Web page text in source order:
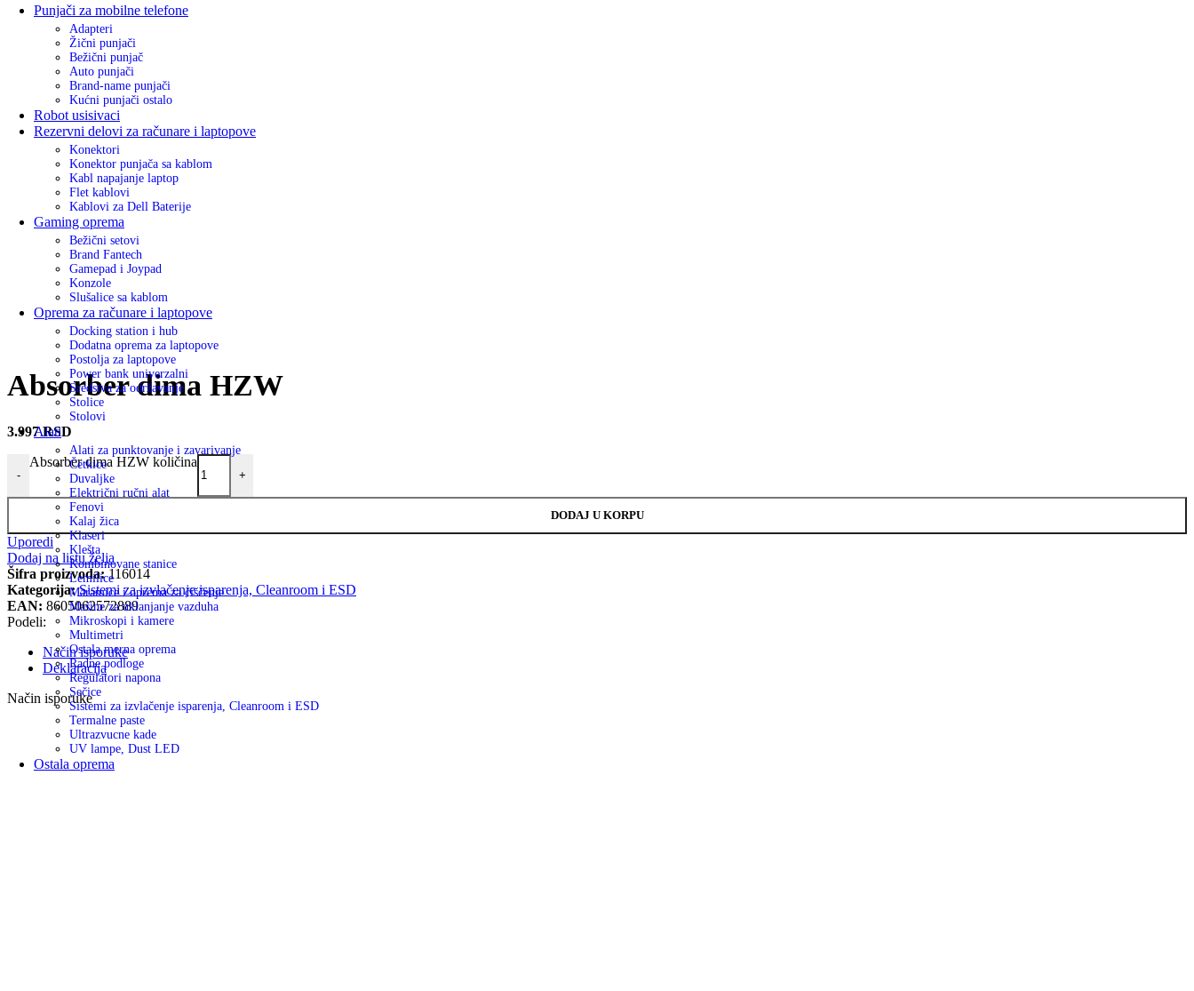
Punjači za mobilne telefone
Adapteri
Žični punjači
Bežični punjač
Auto punjači
Brand-name punjači
Kućni punjači ostalo
Robot usisivaci
Rezervni delovi za računare i laptopove
Konektori
Konektor punjača sa kablom
Kabl napajanje laptop
Flet kablovi
Kablovi za Dell Baterije
Gaming oprema
Bežični setovi
Brand Fantech
Gamepad i Joypad
Konzole
Slušalice sa kablom
Oprema za računare i laptopove
Docking station i hub
Dodatna oprema za laptopove
Postolja za laptopove
Power bank univerzalni
Sredstva za održavanje
Stolice
Stolovi
Alati
Alati za punktovanje i zavarivanje
Četkice
Duvaljke
Električni ručni alat
Fenovi
Kalaj žica
Klaseri
Klešta
Kombinovane stanice
Lemilice
Maramice i oprema za čiščenje
Mašine za uklanjanje vazduha
Mikroskopi i kamere
Multimetri
Ostala merna oprema
Radne podloge
Regulatori napona
Sečice
Sistemi za izvlačenje isparenja, Cleanroom i ESD
Termalne paste
Ultrazvucne kade
UV lampe, Dust LED
Ostala oprema
Absorber dima HZW
3.997RSD
-
Absorber dima HZW količina
+
DODAJ U KORPU
Uporedi
Dodaj na listu želja
Šifra proizvoda:116014
Kategorija: Sistemi za izvlačenje isparenja, Cleanroom i ESD
EAN: 8605062572889
Podeli:
Način isporuke
Deklaracija
Način isporuke